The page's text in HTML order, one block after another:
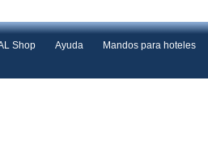
Shop Ayuda Mandos para hoteles